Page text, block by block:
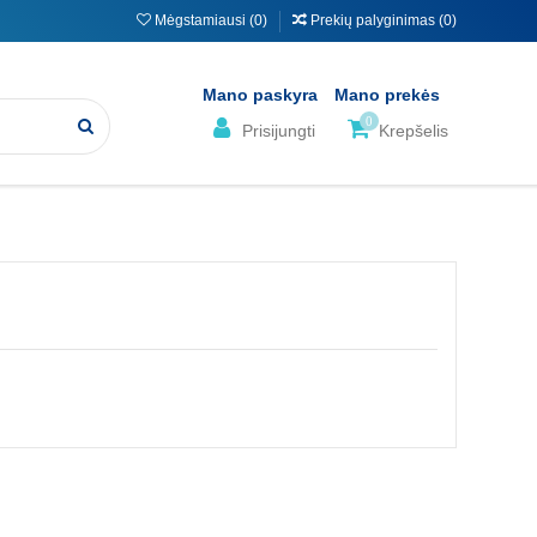
Mėgstamiausi (0) Prekių palyginimas (0)
Mano paskyra
Prisijungti
Mano prekės
0Krepšelis